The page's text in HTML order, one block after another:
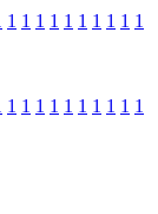
1 1 1 1 1 1 1 1 1 1
1 1 1 1 1 1 1 1 1 1